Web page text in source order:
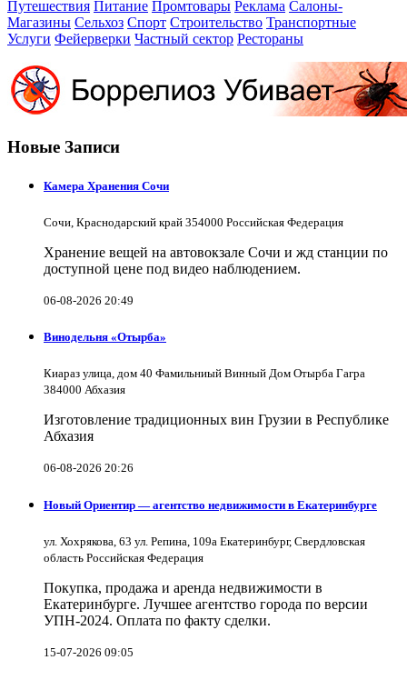
Путешествия Питание Промтовары Реклама Салоны-
Магазины Сельхоз Спорт Строительство Транспортные
Услуги Фейерверки Частный сектор Рестораны
Новые Записи
Камера Хранения Сочи
Сочи, Краснодарский край 354000 Российская Федерация
Хранение вещей на автовокзале Сочи и жд станции по
доступной цене под видео наблюдением.
06-08-2026 20:49
Винодельня «Отырба»
Киараз улица, дом 40 Фамильниый Винный Дом Отырба Гагра
384000 Абхазия
Изготовление традиционных вин Грузии в Республике
Абхазия
06-08-2026 20:26
Новый Ориентир — агентство недвижимости в Екатеринбурге
ул. Хохрякова, 63 ул. Репина, 109a Екатеринбург, Свердловская
область Российская Федерация
Покупка, продажа и аренда недвижимости в
Екатеринбурге. Лучшее агентство города по версии
УПН-2024. Оплата по факту сделки.
15-07-2026 09:05